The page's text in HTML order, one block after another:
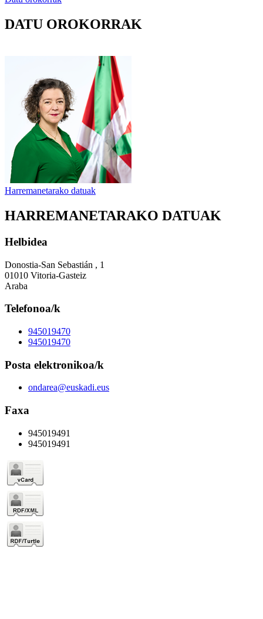
DATU OROKORRAK
Harremanetarako datuak
HARREMANETARAKO DATUAK
Helbidea
Donostia-San Sebastián , 1
01010 Vitoria-Gasteiz
Araba
Telefonoa/k
945019470
945019470
Posta elektronikoa/k
ondarea@euskadi.eus
Faxa
945019491
945019491